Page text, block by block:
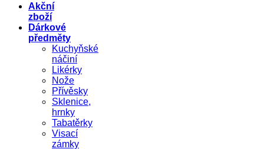
Akční
zboží
Dárkové
předměty
Kuchyňské
náčiní
Likérky
Nože
Přívěsky
Sklenice,
hrnky
Tabatěrky
Visací
zámky